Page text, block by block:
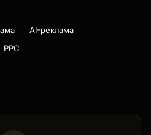
AI-реклама
PPC